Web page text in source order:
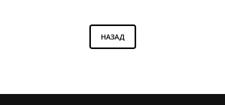
НАЗАД